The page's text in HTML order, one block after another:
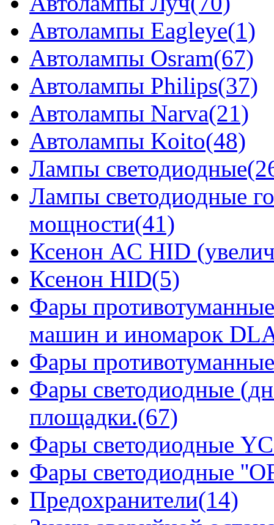
Автолампы Eagleye(1)
Автолампы Osram(67)
Автолампы Philips(37)
Автолампы Narva(21)
Автолампы Koito(48)
Лампы
Лампы светодиодные
мощности(41)
Ксенон AC HID
Ксенон HID(5)
Фары
машин и иномарок
Фары
Фары светодиодные
площадки.(67)
Фары светодиодные
Фары светодиодные
Предохранители(14)